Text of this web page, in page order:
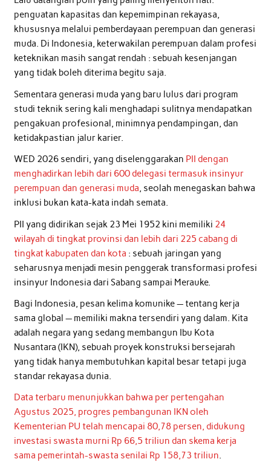
penguatan kapasitas dan kepemimpinan rekayasa,
khususnya melalui pemberdayaan perempuan dan generasi
muda. Di Indonesia, keterwakilan perempuan dalam profesi
keteknikan masih sangat rendah : sebuah kesenjangan
yang tidak boleh diterima begitu saja.
Sementara generasi muda yang baru lulus dari program
studi teknik sering kali menghadapi sulitnya mendapatkan
pengakuan profesional, minimnya pendampingan, dan
ketidakpastian jalur karier.
WED 2026 sendiri, yang diselenggarakan PII dengan
menghadirkan lebih dari 600 delegasi termasuk insinyur
perempuan dan generasi muda, seolah menegaskan bahwa
inklusi bukan kata-kata indah semata.
PII yang didirikan sejak 23 Mei 1952 kini memiliki 24
wilayah di tingkat provinsi dan lebih dari 225 cabang di
tingkat kabupaten dan kota : sebuah jaringan yang
seharusnya menjadi mesin penggerak transformasi profesi
insinyur Indonesia dari Sabang sampai Merauke.
Bagi Indonesia, pesan kelima komunike — tentang kerja
sama global — memiliki makna tersendiri yang dalam. Kita
adalah negara yang sedang membangun Ibu Kota
Nusantara (IKN), sebuah proyek konstruksi bersejarah
yang tidak hanya membutuhkan kapital besar tetapi juga
standar rekayasa dunia.
Data terbaru menunjukkan bahwa per pertengahan
Agustus 2025, progres pembangunan IKN oleh
Kementerian PU telah mencapai 80,78 persen, didukung
investasi swasta murni Rp 66,5 triliun dan skema kerja
sama pemerintah-swasta senilai Rp 158,73 triliun.